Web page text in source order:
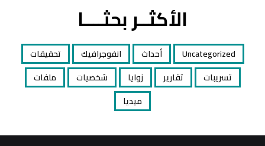
الأكثــر بحثــــا
Uncategorized أحداث انفوجرافيك
تحقيقات
تسريبات
تقارير زوايا شخصيات
ملفات
ميديا